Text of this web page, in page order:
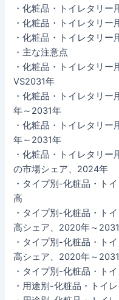
・化粧品・トイレタリー
・化粧品・トイレタリー
・化粧品・トイレタリ
・主な注意点
・化粧品・トイレタリ
VS2031年
・化粧品・トイレタリ
年～2031年
・化粧品・トイレタリ
年～2031年
・化粧品・トイレタリ
の市場シェア、2024年
・タイプ別-化粧品・ト
高
・タイプ別-化粧品・ト
高シェア、2020年～
・タイプ別-化粧品・ト
高シェア、2020年～
・タイプ別-化粧品・ト
・用途別-化粧品・トイ